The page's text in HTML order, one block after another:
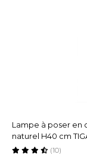
Lampe à poser en
naturel H40 cm
(10)